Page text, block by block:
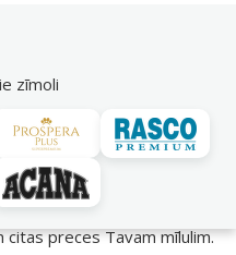
zīmoli
katrai gaumei!
preces Tavam mīlulim.